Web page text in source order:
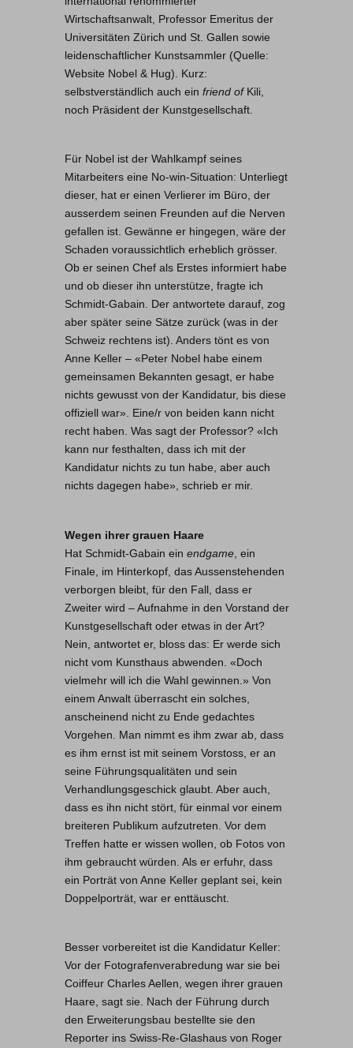
Wirtschaftsanwalt, Professor Emeritus der
Universitäten Zürich und St. Gallen sowie
leidenschaftlicher Kunstsammler (Quelle:
Website Nobel & Hug). Kurz:
selbstverständlich auch ein friend ofKili,
noch Präsident der Kunstgesellschaft.
Für Nobel ist der Wahlkampf seines
Mitarbeiters eine No-win-Situation: Unterliegt
dieser, hat er einen Verlierer im Büro, der
ausserdem seinen Freunden auf die Nerven
gefallen ist. Gewänne er hingegen, wäre der
Schaden voraussichtlich erheblich grösser.
Ob er seinen Chef als Erstes informiert habe
und ob dieser ihn unterstütze, fragte ich
Schmidt-Gabain. Der antwortete darauf, zog
aber später seine Sätze zurück (was in der
Schweiz rechtens ist). Anders tönt es von
Anne Keller – «Peter Nobel habe einem
gemeinsamen Bekannten gesagt, er habe
nichts gewusst von der Kandidatur, bis diese
offiziell war». Eine/r von beiden kann nicht
recht haben. Was sagt der Professor? «Ich
kann nur festhalten, dass ich mit der
Kandidatur nichts zu tun habe, aber auch
nichts dagegen habe», schrieb er mir.
Wegen ihrer grauen Haare
Hat Schmidt-Gabain ein endgame, ein
Finale, im Hinterkopf, das Aussenstehenden
verborgen bleibt, für den Fall, dass er
Zweiter wird – Aufnahme in den Vorstand der
Kunstgesellschaft oder etwas in der Art?
Nein, antwortet er, bloss das: Er werde sich
nicht vom Kunsthaus abwenden. «Doch
vielmehr will ich die Wahl gewinnen.» Von
einem Anwalt überrascht ein solches,
anscheinend nicht zu Ende gedachtes
Vorgehen. Man nimmt es ihm zwar ab, dass
es ihm ernst ist mit seinem Vorstoss, er an
seine Führungsqualitäten und sein
Verhandlungsgeschick glaubt. Aber auch,
dass es ihn nicht stört, für einmal vor einem
breiteren Publikum aufzutreten. Vor dem
Treffen hatte er wissen wollen, ob Fotos von
ihm gebraucht würden. Als er erfuhr, dass
ein Porträt von Anne Keller geplant sei, kein
Doppelporträt, war er enttäuscht.
Besser vorbereitet ist die Kandidatur Keller:
Vor der Fotografenverabredung war sie bei
Coiffeur Charles Aellen, wegen ihrer grauen
Haare, sagt sie. Nach der Führung durch
den Erweiterungsbau bestellte sie den
Reporter ins Swiss-Re-Glashaus von Roger